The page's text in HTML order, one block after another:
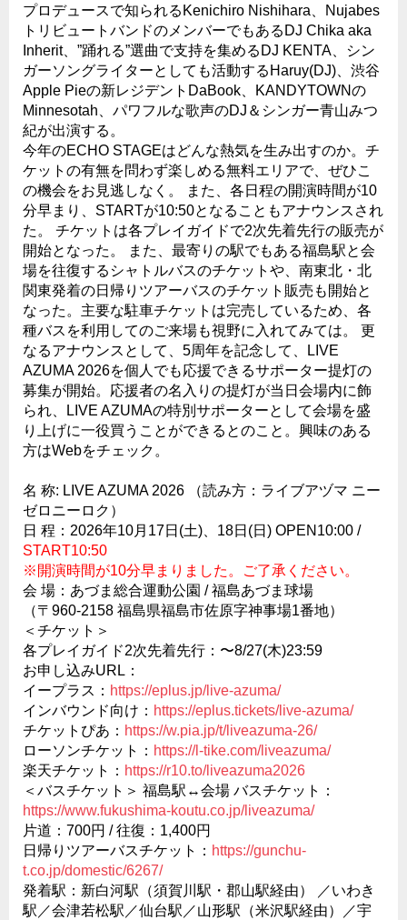
プロデュースで知られるKenichiro Nishihara、Nujabes
トリビュートバンドのメンバーでもあるDJ Chika aka
Inherit、”踊れる”選曲で支持を集めるDJ KENTA、シン
ガーソングライターとしても活動するHaruy(DJ)、渋谷
Apple Pieの新レジデントDaBook、KANDYTOWNの
Minnesotah、パワフルな歌声のDJ＆シンガー青山みつ
紀が出演する。
今年のECHO STAGEはどんな熱気を生み出すのか。チ
ケットの有無を問わず楽しめる無料エリアで、ぜひこ
の機会をお見逃しなく。 また、各日程の開演時間が10
分早まり、STARTが10:50となることもアナウンスされ
た。 チケットは各プレイガイドで2次先着先行の販売が
開始となった。 また、最寄りの駅でもある福島駅と会
場を往復するシャトルバスのチケットや、南東北・北
関東発着の日帰りツアーバスのチケット販売も開始と
なった。主要な駐車チケットは完売しているため、各
種バスを利用してのご来場も視野に入れてみては。 更
なるアナウンスとして、5周年を記念して、LIVE
AZUMA 2026を個人でも応援できるサポーター提灯の
募集が開始。応援者の名入りの提灯が当日会場内に飾
られ、LIVE AZUMAの特別サポーターとして会場を盛
り上げに一役買うことができるとのこと。興味のある
方はWebをチェック。
名 称: LIVE AZUMA 2026 （読み方：ライブアヅマ ニー
ゼロニーロク）
日 程：2026年10月17日(土)、18日(日) OPEN10:00 /
START10:50
※開演時間が10分早まりました。ご了承ください。
会 場：あづま総合運動公園 / 福島あづま球場
（〒960-2158 福島県福島市佐原字神事場1番地）
＜チケット＞
各プレイガイド2次先着先行：〜8/27(木)23:59
お申し込みURL：
イープラス： https://eplus.jp/live-azuma/
インバウンド向け： https://eplus.tickets/live-azuma/
チケットぴあ： https://w.pia.jp/t/liveazuma-26/
ローソンチケット： https://l-tike.com/liveazuma/
楽天チケット： https://r10.to/liveazuma2026
＜バスチケット＞ 福島駅↔︎会場 バスチケット：
https://www.fukushima-koutu.co.jp/liveazuma/
片道：700円 / 往復：1,400円
日帰りツアーバスチケット： https://gunchu-
t.co.jp/domestic/6267/
発着駅：新白河駅（須賀川駅・郡山駅経由） ／いわき
駅／会津若松駅／仙台駅／山形駅（米沢駅経由）／宇